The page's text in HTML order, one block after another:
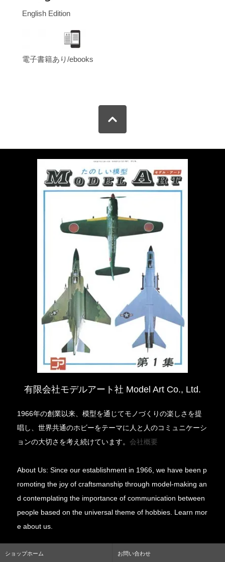
English Edition
電子書籍あり/ebooks
有限会社モデルアート社 Model Art Co., Ltd.
1966年の創業以来、模型を通じてモノづくりの楽しさを提
唱し、世界共通のホビーをテーマに人と人のコミュニケーシ
ョンの大切さを考え続けています。会社概要
About Us: Since our establishment in 1966, we have been p
romoting the joy of craftsmanship through model-making an
d contemplating the importance of communication between
people based on the universal theme of hobbies. Learn mor
e about us.
ショップホーム お問い合わせ